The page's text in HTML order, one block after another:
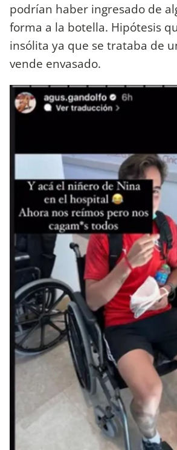
podrían haber ingresado de
forma a la botella. Hipótesis
insólita ya que se trataba de
vende envasado.